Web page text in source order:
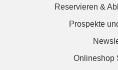
Reservieren &
Prospekte
Onlineshop